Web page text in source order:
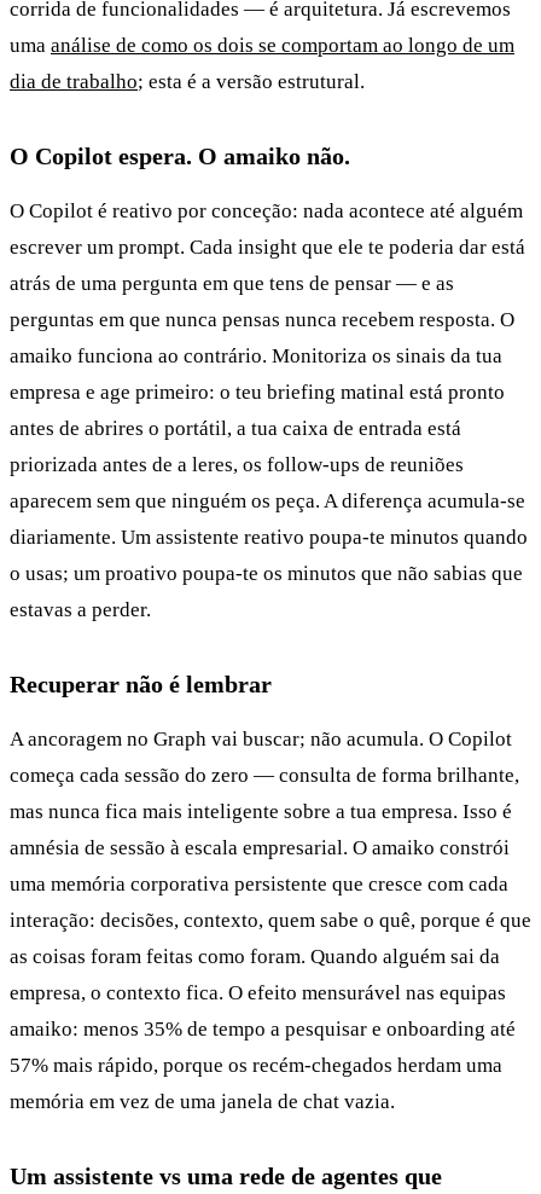
corrida de funcionalidades — é arquitetura. Já escrevemos
uma análise de como os dois se comportam ao longo de um
dia de trabalho; esta é a versão estrutural.
O Copilot espera. O amaiko não.
O Copilot é reativo por conceção: nada acontece até alguém
escrever um prompt. Cada insight que ele te poderia dar está
atrás de uma pergunta em que tens de pensar — e as
perguntas em que nunca pensas nunca recebem resposta. O
amaiko funciona ao contrário. Monitoriza os sinais da tua
empresa e age primeiro: o teu briefing matinal está pronto
antes de abrires o portátil, a tua caixa de entrada está
priorizada antes de a leres, os follow-ups de reuniões
aparecem sem que ninguém os peça. A diferença acumula-se
diariamente. Um assistente reativo poupa-te minutos quando
o usas; um proativo poupa-te os minutos que não sabias que
estavas a perder.
Recuperar não é lembrar
A ancoragem no Graph vai buscar; não acumula. O Copilot
começa cada sessão do zero — consulta de forma brilhante,
mas nunca fica mais inteligente sobre a tua empresa. Isso é
amnésia de sessão à escala empresarial. O amaiko constrói
uma memória corporativa persistente que cresce com cada
interação: decisões, contexto, quem sabe o quê, porque é que
as coisas foram feitas como foram. Quando alguém sai da
empresa, o contexto fica. O efeito mensurável nas equipas
amaiko: menos 35% de tempo a pesquisar e onboarding até
57% mais rápido, porque os recém-chegados herdam uma
memória em vez de uma janela de chat vazia.
Um assistente vs uma rede de agentes que